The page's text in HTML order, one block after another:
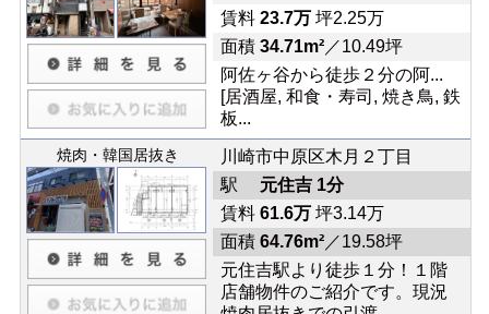
賃料 23.7万坪2.25万
面積 34.71m²／10.49坪
阿佐ヶ谷から徒歩２分の阿...
[居酒屋, 和食・寿司, 焼き鳥, 鉄
板...
焼肉・韓国居抜き
川崎市中原区木月２丁目
駅 元住吉 1分
賃料 61.6万坪3.14万
面積 64.76m²／19.58坪
元住吉駅より徒歩１分！１階
店舗物件のご紹介です。現況